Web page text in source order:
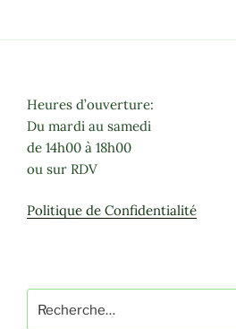
Heures d’ouverture:
Du mardi au samedi
de 14h00 à 18h00
ou sur RDV
Politique de Confidentialité
pour